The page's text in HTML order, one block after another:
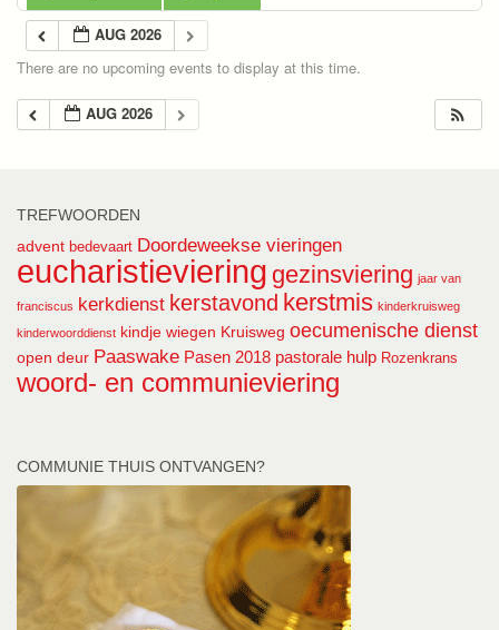
AUG 2026
There are no upcoming events to display at this time.
AUG 2026
TREFWOORDEN
advent bedevaart Doordeweekse vieringen
eucharistieviering gezinsviering jaar van
franciscus kerkdienst kerstavond kerstmis kinderkruisweg
kinderwoorddienst kindje wiegen Kruisweg oecumenische dienst
open deur Paaswake Pasen 2018 pastorale hulp Rozenkrans
woord- en communieviering
COMMUNIE THUIS ONTVANGEN?